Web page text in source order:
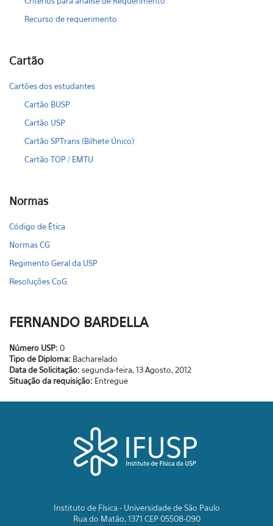
Recurso de requerimento
Cartão
Cartões dos estudantes
Cartão BUSP
Cartão USP
Cartão SPTrans (Bilhete Único)
Cartão TOP / EMTU
Normas
Código de Ética
Normas CG
Regimento Geral da USP
Resoluções CoG
FERNANDO BARDELLA
Número USP: 0
Tipo de Diploma: Bacharelado
Data de Solicitação: segunda-feira, 13 Agosto, 2012
Situação da requisição: Entregue
Instituto de Física - Universidade de São Paulo
Rua do Matão, 1371 CEP 05508-090